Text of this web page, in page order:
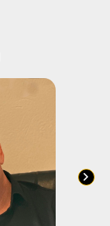
chevron_right